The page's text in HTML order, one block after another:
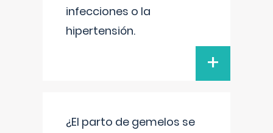
infecciones o la
hipertensión.
+
¿El parto de gemelos se